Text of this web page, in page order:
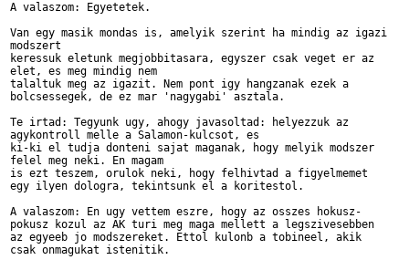
A valaszom: Egyetetek.
Van egy masik mondas is, amelyik szerint ha mindig az igazi
modszert
keressuk eletunk megjobbitasara, egyszer csak veget er az
elet, es meg mindig nem
talaltuk meg az igazit. Nem pont igy hangzanak ezek a
bolcsessegek, de ez mar 'nagygabi' asztala.
Te irtad: Tegyunk ugy, ahogy javasoltad: helyezzuk az
agykontroll melle a Salamon-kulcsot, es
ki-ki el tudja donteni sajat maganak, hogy melyik modszer
felel meg neki. En magam
is ezt teszem, orulok neki, hogy felhivtad a figyelmemet
egy ilyen dologra, tekintsunk el a koritestol.
A valaszom: En ugy vettem eszre, hogy az osszes hokusz-
pokusz kozul az AK turi meg maga mellett a legszivesebben
az egyeeb jo modszereket. Ettol kulonb a tobineel, akik
csak onmagukat istenitik.